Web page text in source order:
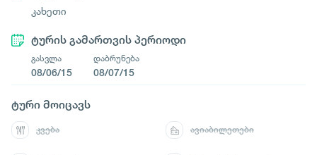
კახეთი
ტურის გამართვის პერიოდი
გასვლა
08/06/15
დაბრუნება
08/07/15
ტური მოიცავს
კვება ავიაბილეთები